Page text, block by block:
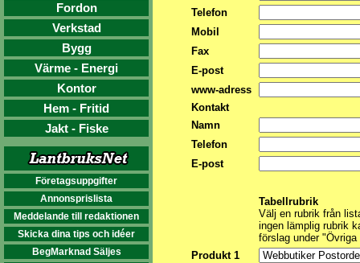
Fordon
Verkstad
Bygg
Värme - Energi
Kontor
Hem - Fritid
Jakt - Fiske
Företagsuppgifter
Annonsprislista
Meddelande till redaktionen
Skicka dina tips och idéer
BegMarknad Säljes
Telefon
Mobil
Fax
E-post
www-adress
Kontakt
Namn
Telefon
E-post
Tabellrubrik
Välj en rubrik från
ingen lämplig rubrik
förslag under
Produkt 1